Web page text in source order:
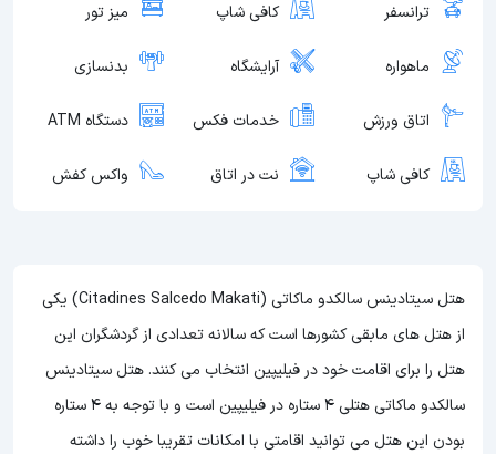
ترانسفر کافی شاپ میز تور
ماهواره آرایشگاه بدنسازی
اتاق ورزش خدمات فکس دستگاه ATM
کافی شاپ نت در اتاق واکس کفش
هتل سیتادینس سالکدو ماکاتی (Citadines Salcedo Makati) یکی
از هتل های مابقی کشورها است که سالانه تعدادی از گردشگران این
هتل را برای اقامت خود در فیلیپین انتخاب می کنند. هتل سیتادینس
سالکدو ماکاتی هتلی 4 ستاره در فیلیپین است و با توجه به 4 ستاره
بودن این هتل می توانید اقامتی با امکانات تقریبا خوب را داشته